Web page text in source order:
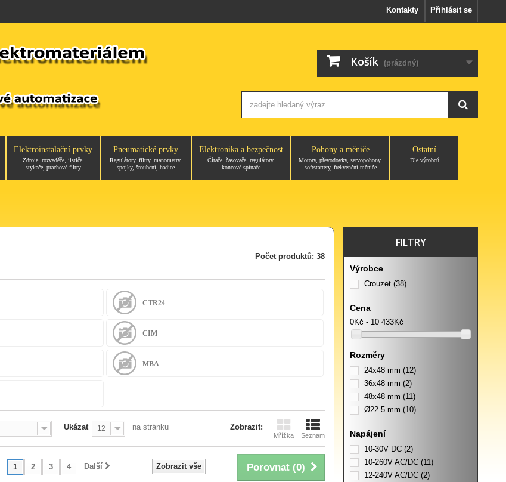
Přihlásit se
Kontakty
Košík (prázdný)
Elektroinstalační prvky
Zdroje, rozvaděče, jističe,
stykače, prachové filtry
Pneumatické prvky
Regulátory, filtry, manometry,
spojky, šroubení, hadice
Elektronika a bezpečnost
Čítače, časovače, regulátory,
koncové spínače
Pohony a měniče
Motory, převodovky, servopohony,
softstartéry, frekvenční měniče
Ostatní
Dle výrobců
Počet produktů: 38
CTR24
CIM
MBA
Zobrazit:
Mřížka Seznam
Ukázat 12 na stránku
Porovnat (0)
Zobrazit vše
1 2 3 4 Další
FILTRY
Výrobce
Crouzet (38)
Cena
0Kč - 10 433Kč
Rozměry
24x48 mm (12)
36x48 mm (2)
48x48 mm (11)
Ø22.5 mm (10)
Napájení
10-30V DC (2)
10-260V AC/DC (11)
12-240V AC/DC (2)